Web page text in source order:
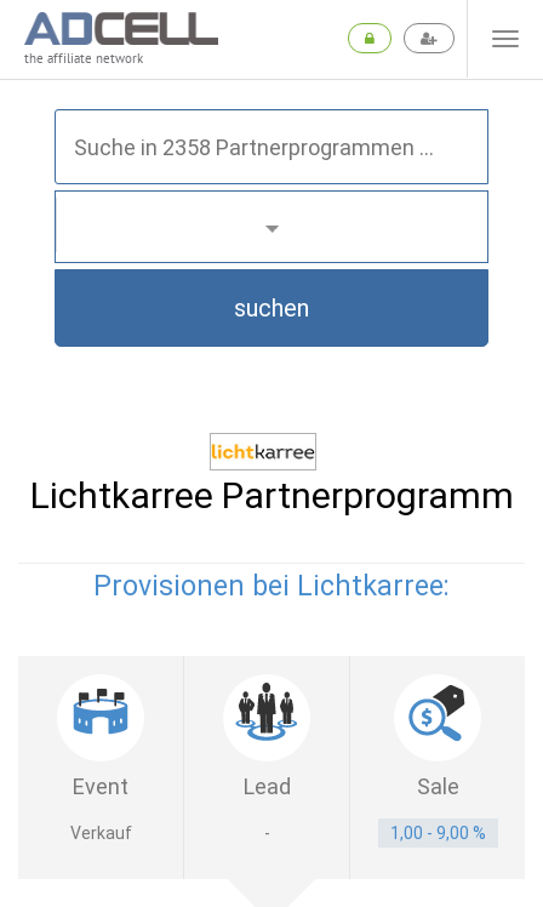
the affiliate network
suchen
Lichtkarree Partnerprogramm
Provisionen bei Lichtkarree:
Event Lead Sale
Verkauf - 1,00 - 9,00 %